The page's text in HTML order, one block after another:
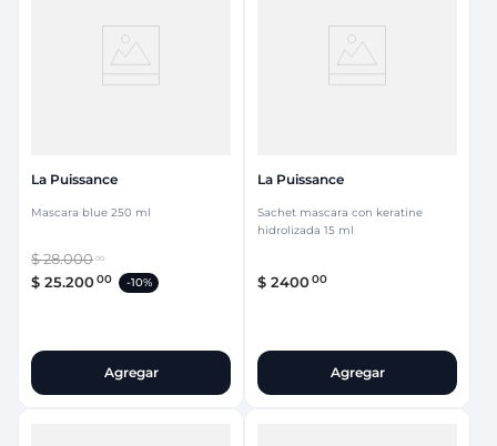
La Puissance
Mascara blue 250 ml
$28.000 00
$ 25.20000 -10%
Agregar
La Puissance
Sachet mascara con keratine
hidrolizada 15 ml
$ 240000
Agregar